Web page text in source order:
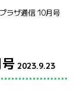
ラザ通信 10月号
2023.9.23